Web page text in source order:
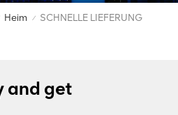
Heim / SCHNELLE LIEFERUNG
and get